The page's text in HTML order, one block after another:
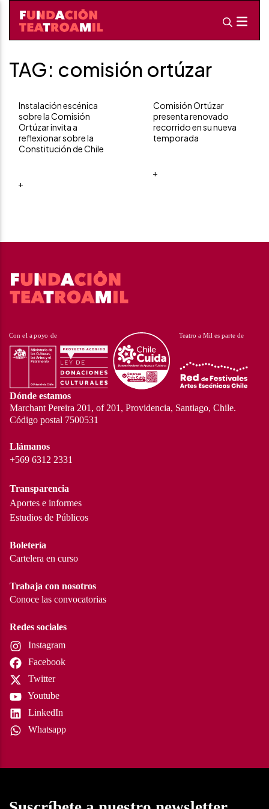
TAG: comisión ortúzar
Instalación escénica
sobre la Comisión
Ortúzar invita a
reflexionar sobre la
Constitución de Chile
+
Comisión Ortúzar
presenta renovado
recorrido en su nueva
temporada
+
Dónde estamos
Marchant Pereira 201, of 201, Providencia, Santiago, Chile.
Código postal 7500531
Llámanos
+569 6312 2331
Transparencia
Aportes e informes
Estudios de Públicos
Boletería
Cartelera en curso
Trabaja con nosotros
Conoce las convocatorias
Redes sociales
Instagram
Facebook
Twitter
Youtube
LinkedIn
Whatsapp